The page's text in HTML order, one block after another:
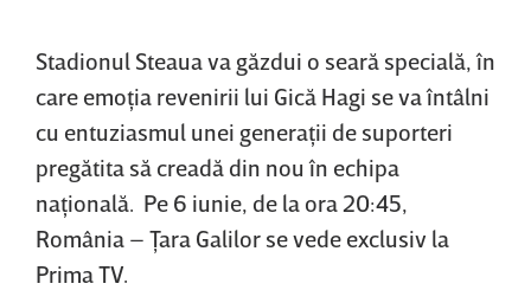
Stadionul Steaua va găzdui o seară specială, în
care emoţia revenirii lui Gică Hagi se va întâlni
cu entuziasmul unei generaţii de suporteri
pregătita să creadă din nou în echipa
naţională. Pe 6 iunie, de la ora 20:45,
România – Ţara Galilor se vede exclusiv la
Prima TV.